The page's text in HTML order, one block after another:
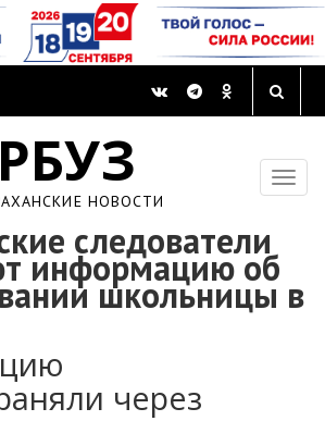
НОВОСТИ
следователи
информацию об
школьницы в
через